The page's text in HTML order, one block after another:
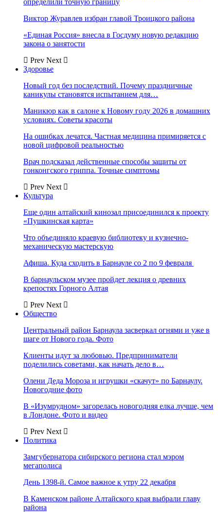
определили точную границу
Виктор Журавлев избран главой Троицкого района
«Единая Россия» внесла в Госдуму новую редакцию
закона о занятости
Prev Next
Здоровье
Новый год без последствий. Почему праздничные
каникулы становятся испытанием для…
Маникюр как в салоне к Новому году 2026 в домашних
условиях. Советы красоты
На ошибках лечатся. Частная медицина примиряется с
новой цифровой реальностью
Врач подсказал действенные способы защиты от
гонконгского гриппа. Точные симптомы
Prev Next
Культура
Еще один алтайский кинозал присоединился к проекту
«Пушкинская карта»
Что объединяло краевую библиотеку и кузнечно-
механическую мастерскую
Афиша. Куда сходить в Барнауле со 2 по 9 февраля
В барнаульском музее пройдет лекция о древних
крепостях Горного Алтая
Prev Next
Общество
Центральный район Барнаула засверкал огнями и уже в
шаге от Нового года. Фото
Клиенты идут за любовью. Предприниматели
поделились советами, как начать дело в…
Олени Деда Мороза и игрушки «скачут» по Барнаулу.
Новогодние фото
В «Изумрудном» загорелась новогодняя елка лучше, чем
в Лондоне. Фото и видео
Prev Next
Политика
Замгубернатора сибирского региона стал мэром
мегаполиса
День 1398-й. Самое важное к утру 22 декабря
В Каменском районе Алтайского края выбрали главу
района